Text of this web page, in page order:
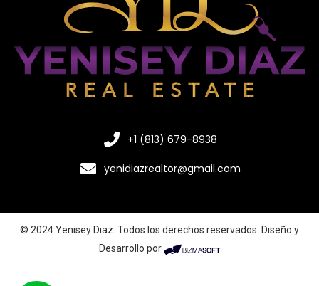
+1 (813) 679-8938
yenidiazrealtor@gmail.com
© 2024 Yenisey Diaz. Todos los derechos reservados. Diseño y
Desarrollo por